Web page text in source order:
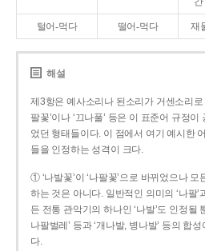
털어-먹다 떨어-먹다 재
해설
제3항은 예사소리나 된소리가 거센소리로
팔꽃’이나 ‘끄나풀’ 등은 이 표준어 규정
었던 형태들이다. 이 점에서 여기 예시한
들을 인정하는 성격이 크다.
① ‘나발꽃’이 ‘나팔꽃’으로 바뀌었으나 모
하는 것은 아니다. 일반적인 의미의 ‘나팔
든 전통 관악기의 하나인 ‘나발’도 인정될
나팔벌레’ 등과 ‘개나발, 병나발’ 등의 합
다.